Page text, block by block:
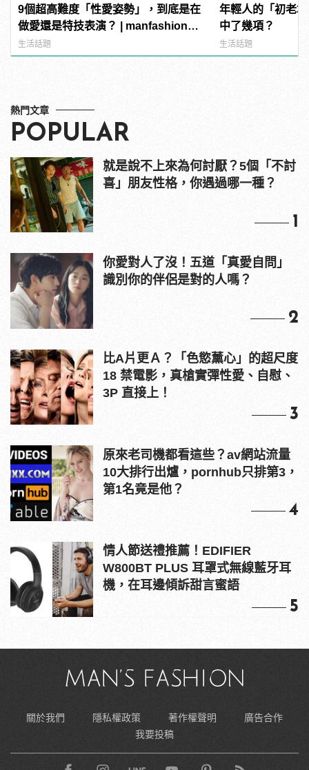
9個超高難度「性愛姿勢」，到底是在
做愛還是特技表演？ | manfashion這
樣變型男
生活話題
年輕人的「初老
中了幾項？
生活話題
熱門文章
POPULAR
就是說不上來為何討厭？5個「不討
喜」朋友性格，你遇過哪一種？
1
你愛對人了沒！五道「真愛自問」
識別你的伴侶是對的人嗎？
2
比A片更Ａ？「色慾薰心」的超尺度
18 禁電影，真槍實彈性愛、自慰、
3P 直接上！
3
原來老司機都看這些？av網站流量
10大排行出爐，pornhub只排第3，
第1名竟是他？
4
情人節送禮推薦！EDIFIER
W800BT PLUS 耳罩式無線藍牙耳
機，在耳邊傾訴甜言蜜語
5
關於我們 隱私權政策 著作權聲明
廣告合作
我要投稿